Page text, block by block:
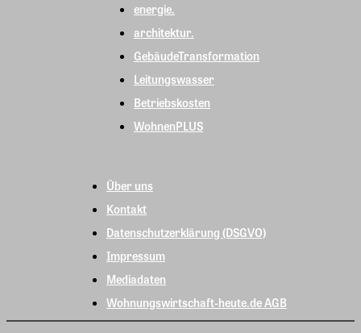
energie.
architektur.
GebäudeTransformation
Leitungswasser
Betriebskosten
WohnenPLUS
Über uns
Kontakt
Datenschutzerklärung (DSGVO)
Impressum
Mediadaten
Wohnungswirtschaft-heute.de AGB